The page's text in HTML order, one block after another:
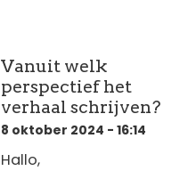
Vanuit welk
perspectief het
verhaal schrijven?
8 oktober 2024 - 16:14
Hallo,